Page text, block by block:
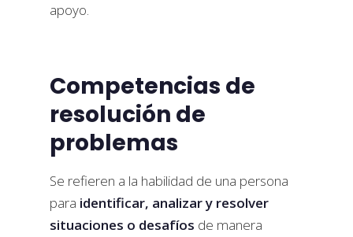
apoyo.
Competencias de
resolución de
problemas
Se refieren a la habilidad de una persona
para identificar, analizar y resolver
situaciones o desafíos de manera